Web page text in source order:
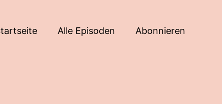
Alle Episoden Abonnieren